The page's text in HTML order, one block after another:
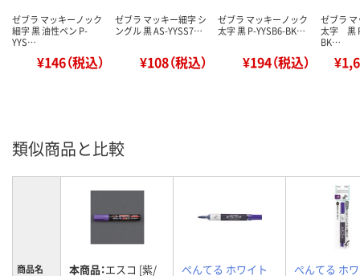
ゼブラ マッキーノック
細字 黒 油性ペン P-
YYS…
¥146（税込）
ゼブラ マッキー細字 シ
ングル 黒 AS-YYSS7…
¥108（税込）
ゼブラ マッキーノック
太字 黒 P-YYSB6-BK…
¥194（税込）
ゼブラ
太字 黒
BK…
類似商品と比較
商品名 本商品：エスコ [紫/
ぺんてる ホワイト
ぺんてる ホ